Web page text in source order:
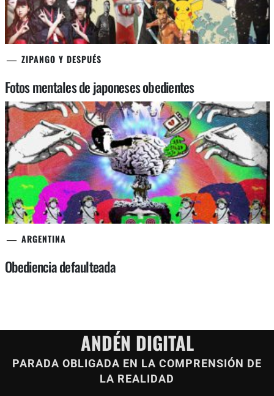
ZIPANGO Y DESPUÉS
Fotos mentales de japoneses obedientes
ARGENTINA
Obediencia defaulteada
ANDÉN DIGITAL
PARADA OBLIGADA EN LA COMPRENSIÓN DE
LA REALIDAD